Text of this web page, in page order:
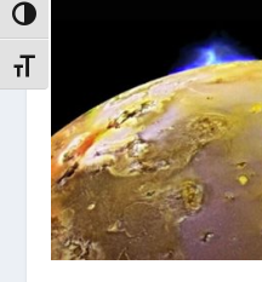
ΕΝΑΛΛΑΓΉ ΥΨΗΛΉΣ
ΕΝΑΛΛΑΓΉ ΜΕΓΈΘΟΥΣ